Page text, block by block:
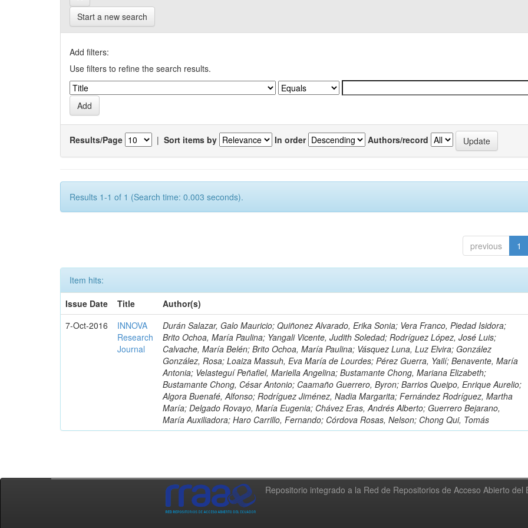
Start a new search
Add filters:
Use filters to refine the search results.
Results/Page | Sort items by In order Authors/record
Results 1-1 of 1 (Search time: 0.003 seconds).
previous 1
Item hits:
Issue Date
Title
Author(s)
7-Oct-2016
INNOVA
Research
Journal
Durán Salazar, Galo Mauricio; Quiñonez Alvarado, Erika Sonia; Vera Franco, Piedad Isidora;
Brito Ochoa, María Paulina; Yangali Vicente, Judith Soledad; Rodríguez López, José Luis;
Calvache, María Belén; Brito Ochoa, María Paulina; Vásquez Luna, Luz Elvira; González
González, Rosa; Loaiza Massuh, Eva María de Lourdes; Pérez Guerra, Yailí; Benavente, María
Antonia; Velasteguí Peñafiel, Mariella Angelina; Bustamante Chong, Mariana Elizabeth;
Bustamante Chong, César Antonio; Caamaño Guerrero, Byron; Barrios Queipo, Enrique Aurelio;
Algora Buenafé, Alfonso; Rodríguez Jiménez, Nadia Margarita; Fernández Rodríguez, Martha
María; Delgado Rovayo, María Eugenia; Chávez Eras, Andrés Alberto; Guerrero Bejarano,
María Auxiliadora; Haro Carrillo, Fernando; Córdova Rosas, Nelson; Chong Qui, Tomás
Repositorio integrado a la Red de Repositorios de Acceso Abierto del